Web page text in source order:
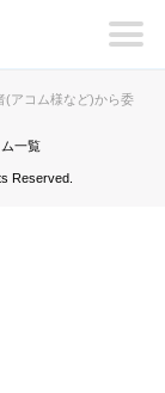
ャッシングワン
(アコム様など)から委
ム一覧
Reserved.